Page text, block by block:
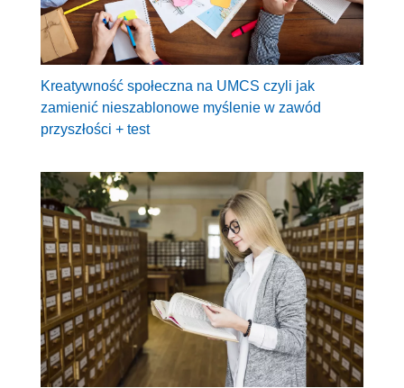
Kreatywność społeczna na UMCS czyli jak
zamienić nieszablonowe myślenie w zawód
przyszłości + test